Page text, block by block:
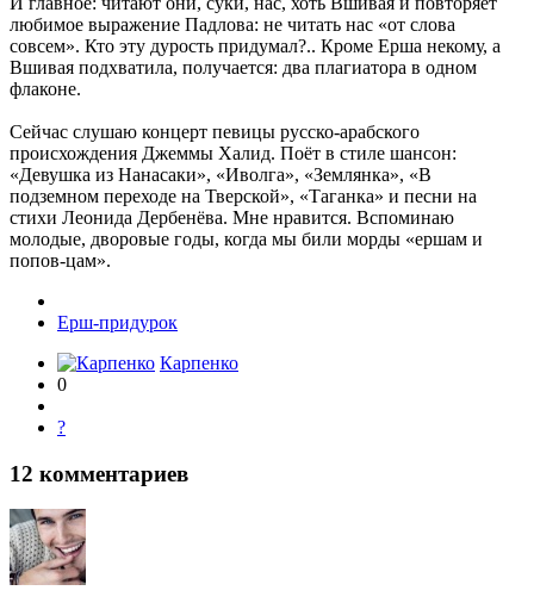
любимое выражение Падлова: не читать нас «от слова
совсем». Кто эту дурость придумал?.. Кроме Ерша некому, а
Вшивая подхватила, получается: два плагиатора в одном
флаконе.
Сейчас слушаю концерт певицы русско-арабского
происхождения Джеммы Халид. Поёт в стиле шансон:
«Девушка из Нанасаки», «Иволга», «Землянка», «В
подземном переходе на Тверской», «Таганка» и песни на
стихи Леонида Дербенёва. Мне нравится. Вспоминаю
молодые, дворовые годы, когда мы били морды «ершам и
попов-цам».
Ерш-придурок
Карпенко
0
?
12 комментариев